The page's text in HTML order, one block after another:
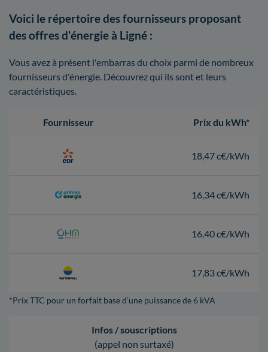
Voici le répertoire des fournisseurs proposant
des offres d'énergie à Ligné :
Vous avez à présent l'embarras du choix parmi de nombreux
fournisseurs d'énergie. Découvrez qui ils sont et leurs
caractéristiques.
Fournisseur Prix du kWh*
18,47 c€/kWh
16,34 c€/kWh
16,40 c€/kWh
17,83 c€/kWh
*Prix TTC pour un forfait base d’une puissance de 6 kVA
Infos / souscriptions
(appel non surtaxé)